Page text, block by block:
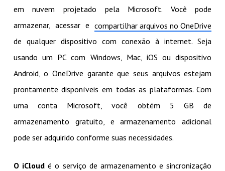
em nuvem projetado pela Microsoft. Você pode
armazenar, acessar ecompartilhar arquivos no OneDrive
de qualquer dispositivo com conexão à internet. Seja
usando um PC com Windows, Mac, iOS ou dispositivo
Android, o OneDrive garante que seus arquivos estejam
prontamente disponíveis em todas as plataformas. Com
uma conta Microsoft, você obtém 5 GB de
armazenamento gratuito, e armazenamento adicional
pode ser adquirido conforme suas necessidades.
O iCloudé o serviço de armazenamento e sincronização